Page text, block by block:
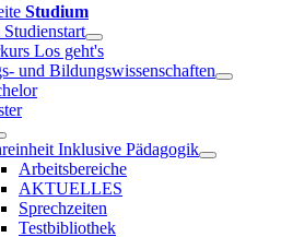
Studium
Los geht's
und Bildungswissenschaften
Inklusive Pädagogik
Arbeitsbereiche
AKTUELLES
Sprechzeiten
Testbibliothek